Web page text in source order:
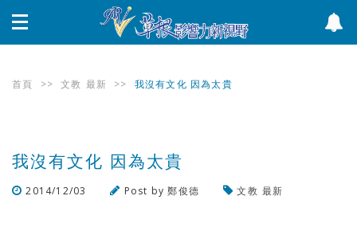
首頁 >> 文教 最新 >> 我沒有文化 因為太貴
我沒有文化 因為太貴
2014/12/03 Post by鄭俊德 文教 最新